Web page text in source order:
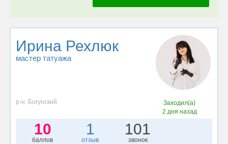
Ирина Рехлюк
мастер татуажа
р-н. Богунский
Заходил(а)
2 дня назад
10
баллов
1
отзыв
101
звонок